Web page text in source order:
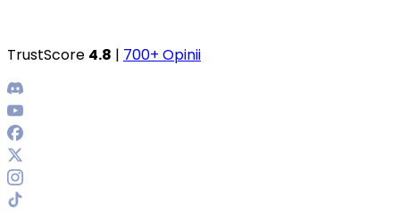
TrustScore 4.8 | 700+ Opinii